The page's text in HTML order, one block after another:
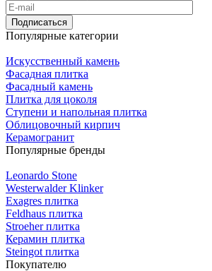
Подписаться
Популярные категории
Искусственный камень
Фасадная плитка
Фасадный камень
Плитка для цоколя
Ступени и напольная плитка
Облицовочный кирпич
Керамогранит
Популярные бренды
Leonardo Stone
Westerwalder Klinker
Exagres плитка
Feldhaus плитка
Stroeher плитка
Керамин плитка
Steingot плитка
Покупателю